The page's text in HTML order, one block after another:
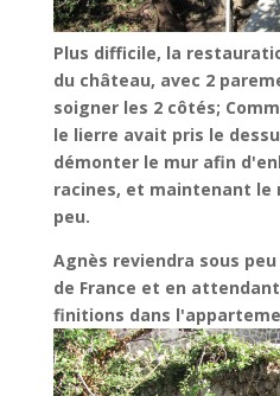
Plus difficile, la
du château, avec 2
soigner les 2 côtés;
le lierre avait pris le
démonter le mur afin
racines, et maintenant le
peu.
Agnès reviendra sous
de France et en
finitions dans